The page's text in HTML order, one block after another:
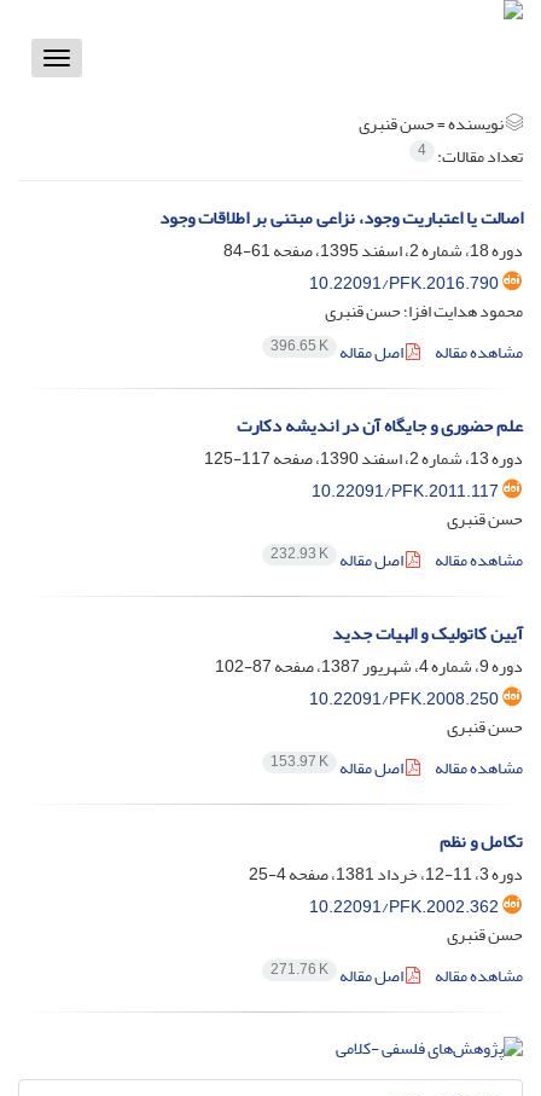
Toggle
نویسنده =حسن قنبری
تعداد مقالات: 4
اصالت یا اعتباریت وجود، نزاعی مبتنی بر اطلاقات وجود
دوره 18، شماره 2، اسفند 1395، صفحه
61-84
10.22091/PFK.2016.790
محمود هدایت افزا؛ حسن قنبری
مشاهده مقاله
اصل مقاله 396.65 K
علم حضوری و جایگاه آن در اندیشه دکارت
دوره 13، شماره 2، اسفند 1390، صفحه
117-125
10.22091/PFK.2011.117
حسن قنبری
مشاهده مقاله
اصل مقاله 232.93 K
آیین کاتولیک و الهیات جدید
دوره 9، شماره 4، شهریور 1387، صفحه
87-102
10.22091/PFK.2008.250
حسن قنبری
مشاهده مقاله
اصل مقاله 153.97 K
تکامل و نظم
دوره 3، 11-12، خرداد 1381، صفحه
4-25
10.22091/PFK.2002.362
حسن قنبری
مشاهده مقاله
اصل مقاله 271.76 K